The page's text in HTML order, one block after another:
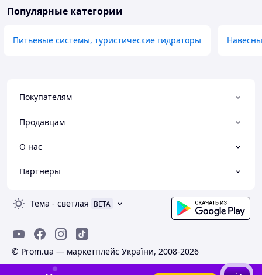
Популярные категории
Питьевые системы, туристические гидраторы
Покупателям
Продавцам
О нас
Партнеры
Тема - светлая BETA
© Prom.ua — маркетплейс України, 2008-2026